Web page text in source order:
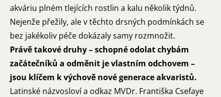
akváriu plném tlejících rostlin a kalu několik týdnů.
Nejenže přežily, ale v těchto drsných podmínkách se
bez jakékoliv péče dokázaly samy rozmnožit.
Právě takové druhy – schopné odolat chybám
začátečníků a odměnit je vlastním odchovem –
jsou klíčem k výchově nové generace akvaristů.
Latinské názvosloví a odkaz MVDr. Františka Csefaye